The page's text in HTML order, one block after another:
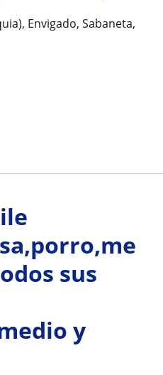
Envigado, Sabaneta,
sus
y